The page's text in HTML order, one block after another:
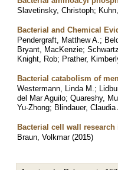
Slavetinsky, Christoph;
Bacterial and Chemical
Pendergraft, Matthew A. ;
Bryant, MacKenzie;
Knight, Rob; Prather,
Bacterial catabolism of
Westermann, Linda M. ;
del Mar Aguilo; Quareshy,
Yu-Zhong; Blindauer, Claudia
Bacterial cell wall
Braun, Volkmar (2015)